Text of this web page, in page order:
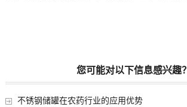
您可能对以下信息感兴趣？
不锈钢储罐在农药行业的应用优势